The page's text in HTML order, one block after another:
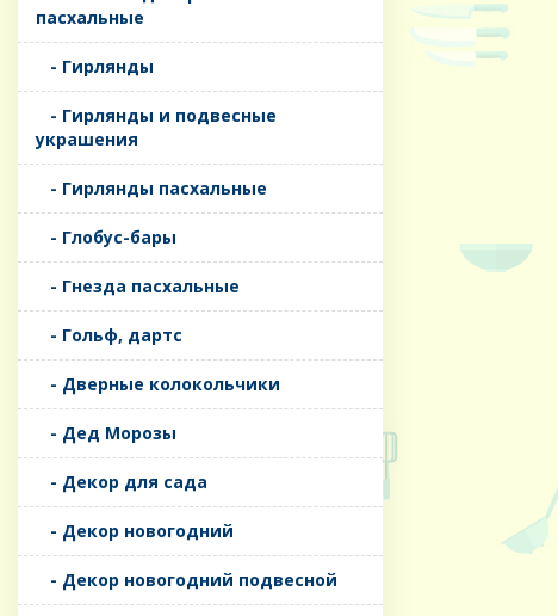
пасхальные
- Гирлянды
- Гирлянды и подвесные
украшения
- Гирлянды пасхальные
- Глобус-бары
- Гнезда пасхальные
- Гольф, дартс
- Дверные колокольчики
- Дед Морозы
- Декор для сада
- Декор новогодний
- Декор новогодний подвесной